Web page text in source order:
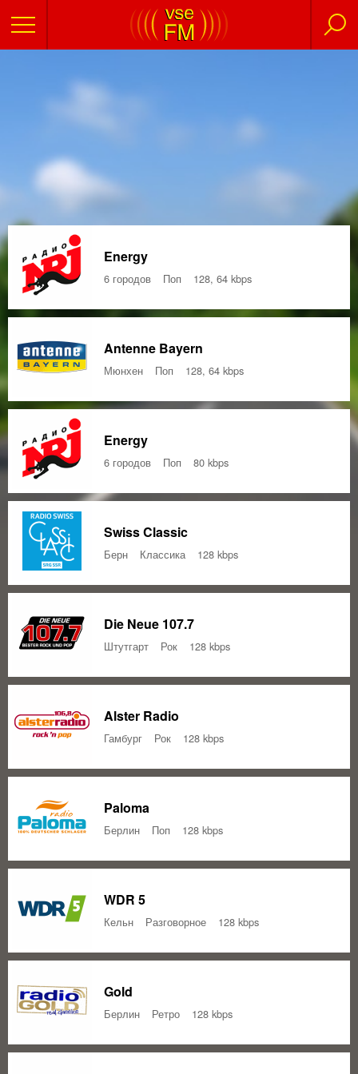
Energy
6 городов Поп 128, 64 kbps
Antenne Bayern
Мюнхен Поп 128, 64 kbps
Energy
6 городов Поп 80 kbps
Swiss Classic
Берн Классика 128 kbps
Die Neue 107.7
Штутгарт Рок 128 kbps
Alster Radio
Гамбург Рок 128 kbps
Paloma
Берлин Поп 128 kbps
WDR 5
Кельн Разговорное 128 kbps
Gold
Берлин Ретро 128 kbps